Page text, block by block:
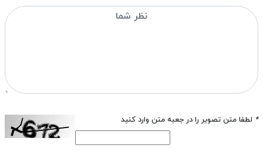
* لطفا متن تصویر را در جعبه متن وارد کنید